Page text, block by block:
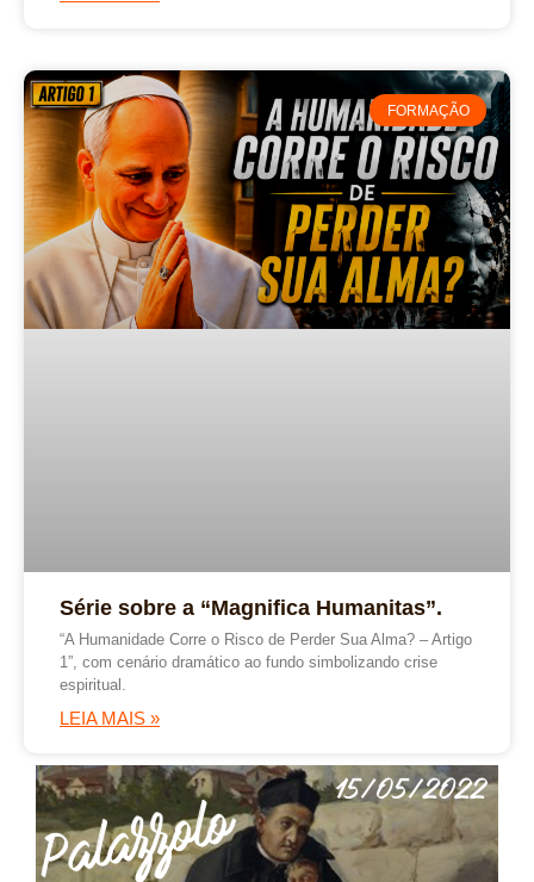
FORMAÇÃO
Série sobre a “Magnifica Humanitas”.
“A Humanidade Corre o Risco de Perder Sua Alma? – Artigo
1”, com cenário dramático ao fundo simbolizando crise
espiritual.
LEIA MAIS »